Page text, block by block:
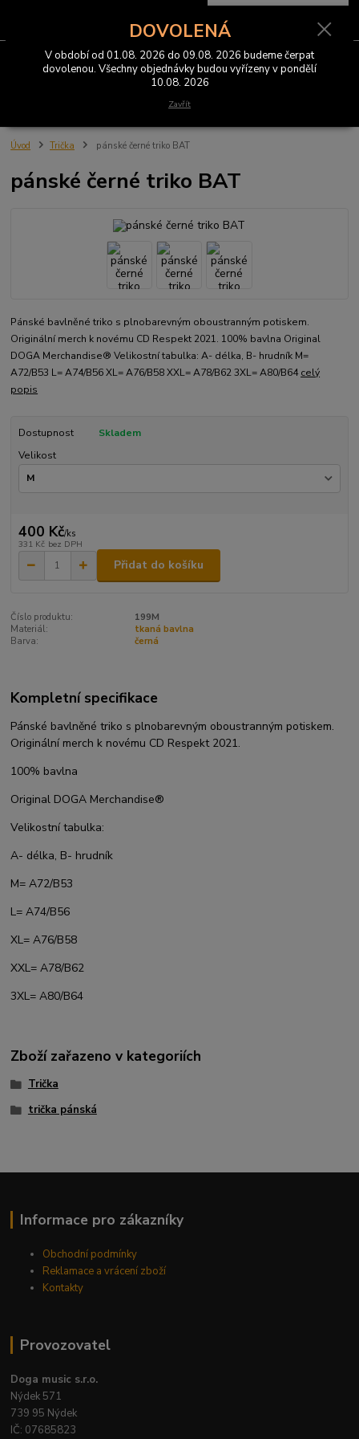
Menu
0 Kč
Úvod Trička pánské černé triko BAT
pánské černé triko BAT
Pánské bavlněné triko s plnobarevným oboustranným potiskem.
Originální merch k novému CD Respekt 2021. 100% bavlna Original
DOGA Merchandise® Velikostní tabulka: A- délka, B- hrudník M=
A72/B53 L= A74/B56 XL= A76/B58 XXL= A78/B62 3XL= A80/B64celý
popis
Dostupnost
Skladem
Velikost
400 Kč/ks
331 Kč bez DPH
Přidat do košíku
Číslo produktu:
199M
Materiál:
tkaná bavlna
Barva:
černá
Kompletní specifikace
Pánské bavlněné triko s plnobarevným oboustranným potiskem.
Originální merch k novému CD Respekt 2021.
100% bavlna
Original DOGA Merchandise®
Velikostní tabulka:
A- délka, B- hrudník
M= A72/B53
L= A74/B56
XL= A76/B58
XXL= A78/B62
3XL= A80/B64
Zboží zařazeno v kategoriích
Trička
trička pánská
Informace pro zákazníky
Obchodní podmínky
Reklamace a vrácení zboží
Kontakty
Provozovatel
Doga music s.r.o.
Nýdek 571
739 95 Nýdek
IČ: 07685823
DOVOLENÁ
V období od 01.08. 2026 do 09.08. 2026 budeme čerpat
dovolenou. Všechny objednávky budou vyřízeny v pondělí
10.08. 2026
Zavřít